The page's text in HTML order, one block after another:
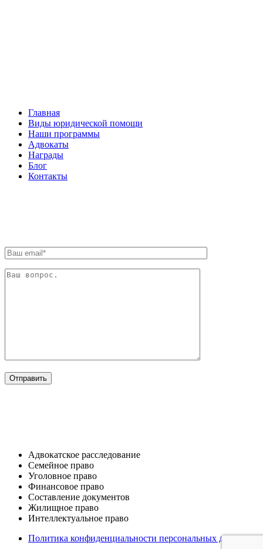
Главная
Виды юридической помощи
Наши программы
Адвокаты
Награды
Блог
Контакты
Адвокатское расследование
Семейное право​
Уголовное право​
Финансовое право
Составление документов​
Жилищное право​
Интеллектуальное право
Политика конфиденциальности персональных данных